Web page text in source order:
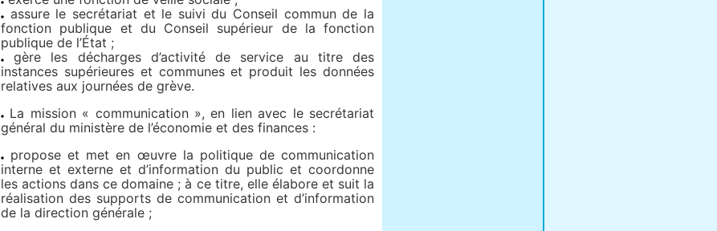
assure le secrétariat et le suivi du Conseil commun de la
fonction publique et du Conseil supérieur de la fonction
publique de l’État ;
gère les décharges d’activité de service au titre des
instances supérieures et communes et produit les données
relatives aux journées de grève.
La mission « communication », en lien avec le secrétariat
général du ministère de l’économie et des finances :
propose et met en œuvre la politique de communication
interne et externe et d’information du public et coordonne
les actions dans ce domaine ; à ce titre, elle élabore et suit la
réalisation des supports de communication et d’information
de la direction générale ;